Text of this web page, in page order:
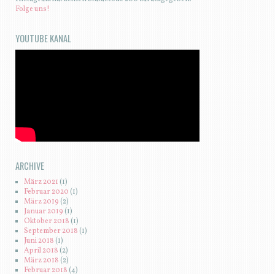
Folge uns!
YOUTUBE KANAL
ARCHIVE
März 2021(1)
Februar 2020 (1)
März 2019 (2)
Januar 2019 (1)
Oktober 2018(1)
September 2018 (1)
Juni 2018 (1)
April 2018(2)
März 2018 (2)
Februar 2018(4)